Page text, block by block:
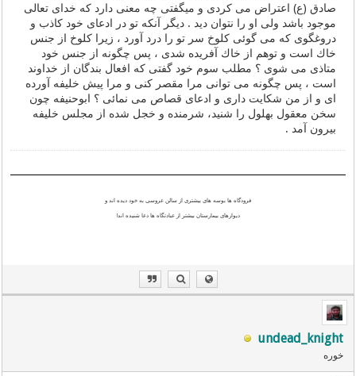
صادق (ع) اعتراض می كردی و میگفتی چه معنی دارد كه خدای تعالی
موجود باشد ولی او را نتوان دید . دیگر آنكه تو در ادعای خود كاذب و
دروغگوی كه می گوئی كلوخ سر تو را درد آورد ، زیرا كلوخ از جنس
خاك است و توهم از خاك آفریده شدی ، پس چگونه از جنس خود
متاذی می شوی ؟ مطلب سوم خود گفتی كه افعال بندگان از خداوند
است ، پس چگونه می توانی مرا مقصر كنی و مرا پیش خلیفه آورده
ای و از من شكایت داری و ادعای قصاص می نمائی ؟ ابوحنیفه چون
سخن معقول بهلول را شنید، شرمنده و خجل شده از مجلس خلیفه
بیرون آمد .
فرودگاه ها بوسه های بیشتری از سالن عروسی به خود دیده اند و
دیوارهای بیمارستان بیشتر از عبادتگاه ها دعا شنیده اند!
undead_knight
خوره